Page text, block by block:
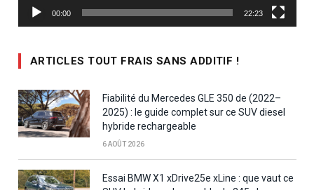
00:00 22:23
ARTICLES TOUT FRAIS SANS ADDITIF !
Fiabilité du Mercedes GLE 350 de (2022–
2025) : le guide complet sur ce SUV diesel
hybride rechargeable
6 AOÛT 2026
Essai BMW X1 xDrive25e xLine : que vaut ce